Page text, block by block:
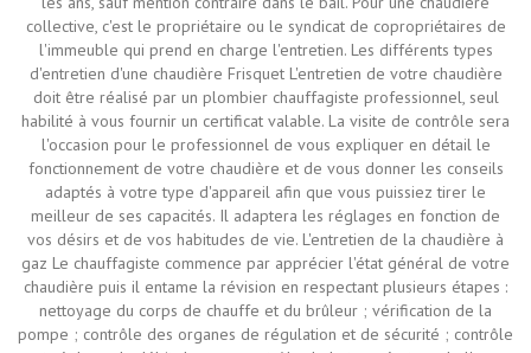
collective, c'est le propriétaire ou le syndicat de copropriétaires de
l'immeuble qui prend en charge l'entretien. Les différents types
d'entretien d'une chaudière Frisquet L'entretien de votre chaudière
doit être réalisé par un plombier chauffagiste professionnel, seul
habilité à vous fournir un certificat valable. La visite de contrôle sera
l'occasion pour le professionnel de vous expliquer en détail le
fonctionnement de votre chaudière et de vous donner les conseils
adaptés à votre type d'appareil afin que vous puissiez tirer le
meilleur de ses capacités. Il adaptera les réglages en fonction de
vos désirs et de vos habitudes de vie. L'entretien de la chaudière à
gaz Le chauffagiste commence par apprécier l'état général de votre
chaudière puis il entame la révision en respectant plusieurs étapes :
nettoyage du corps de chauffe et du brûleur ; vérification de la
pompe ; contrôle des organes de régulation et de sécurité ; contrôle